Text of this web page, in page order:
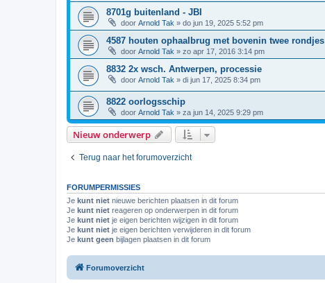
8701g buitenland - JBI
door Arnold Tak » do jun 19, 2025 5:52 pm
4587 houten ophaalbrug met bovenin twee rondjes
door Arnold Tak » zo apr 17, 2016 3:14 pm
8832 2x wsch. Antwerpen, processie
door Arnold Tak » di jun 17, 2025 8:34 pm
8822 oorlogsschip
door Arnold Tak » za jun 14, 2025 9:29 pm
Nieuw onderwerp
Terug naar het forumoverzicht
FORUMPERMISSIES
Je kunt niet nieuwe berichten plaatsen in dit forum
Je kunt niet reageren op onderwerpen in dit forum
Je kunt niet je eigen berichten wijzigen in dit forum
Je kunt niet je eigen berichten verwijderen in dit forum
Je kunt geen bijlagen plaatsen in dit forum
Forumoverzicht